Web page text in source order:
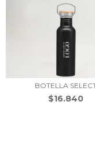
BOTELLA
$16.840